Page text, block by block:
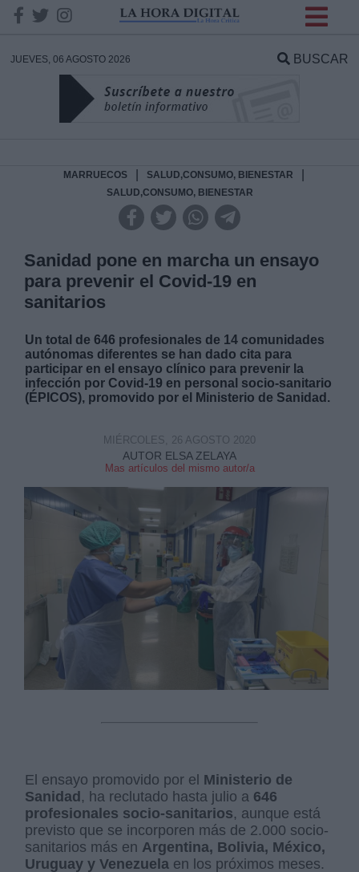
JUEVES, 06 AGOSTO 2026 BUSCAR
MARRUECOS SALUD,CONSUMO, BIENESTAR
SALUD,CONSUMO, BIENESTAR
Sanidad pone en marcha un ensayo
para prevenir el Covid-19 en
sanitarios
Un total de 646 profesionales de 14 comunidades
autónomas diferentes se han dado cita para
participar en el ensayo clínico para prevenir la
infección por Covid-19 en personal socio-sanitario
(ÉPICOS), promovido por el Ministerio de Sanidad.
AUTOR ELSA ZELAYA
Mas artículos del mismo autor/a
MIÉRCOLES, 26 AGOSTO 2020
El ensayo promovido por el Ministerio de
Sanidad, ha reclutado hasta julio a 646
profesionales socio-sanitarios, aunque está
previsto que se incorporen más de 2.000 socio-
sanitarios más en Argentina, Bolivia, México,
Uruguay y Venezuela en los próximos meses.
DATOS
Responsable:
Legitimación:
link
Información adicional